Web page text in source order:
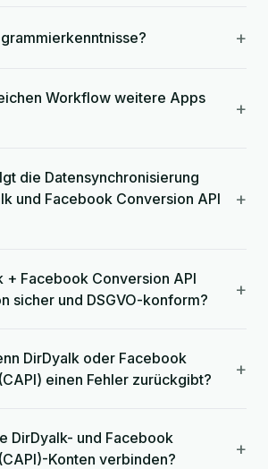
+
Workflow weitere Apps
+
die Datensynchronisierung
und Facebook Conversion API
+
+ Facebook Conversion API
sicher und DSGVO-konform?
+
DirDyalk oder Facebook
einen Fehler zurückgibt?
+
DirDyalk- und Facebook
Konten verbinden?
+